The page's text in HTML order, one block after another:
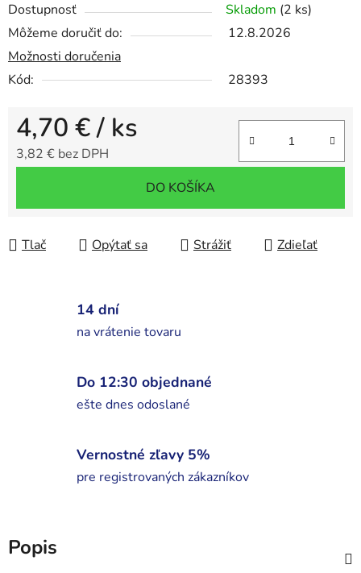
Dostupnosť Skladom (2 ks)
Môžeme doručiť do:
12.8.2026
Možnosti doručenia
Kód:
28393
4,70 €/ ks
3,82 € bez DPH
DO KOŠÍKA
Tlač Opýtať sa Strážiť Zdieľať
14 dní
na vrátenie tovaru
Do 12:30 objednané
ešte dnes odoslané
Vernostné zľavy 5%
pre registrovaných zákazníkov
Popis